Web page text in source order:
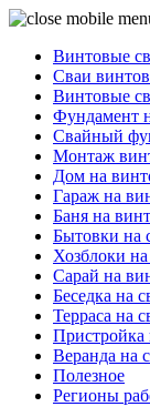
Винтовые
Сваи
Винтовые
Фундамент
Свайный
Монтаж
Дом на
Гараж на
Баня на
Бытовки на
Хозблоки на
Сарай на
Беседка на
Терраса на
Пристройка
Веранда на
Полезное
Регионы